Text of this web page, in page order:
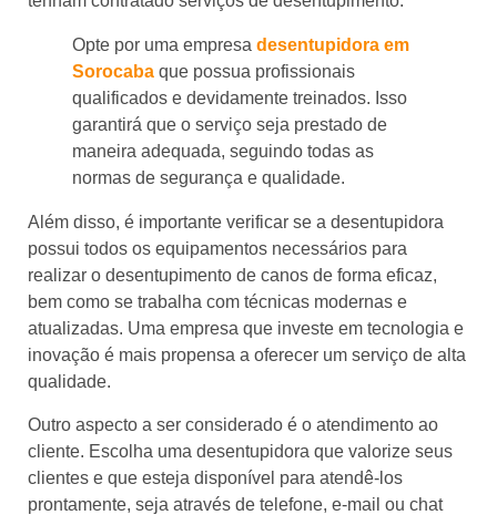
Opte por uma empresa desentupidora em
Sorocaba que possua profissionais
qualificados e devidamente treinados. Isso
garantirá que o serviço seja prestado de
maneira adequada, seguindo todas as
normas de segurança e qualidade.
Além disso, é importante verificar se a desentupidora
possui todos os equipamentos necessários para
realizar o desentupimento de canos de forma eficaz,
bem como se trabalha com técnicas modernas e
atualizadas. Uma empresa que investe em tecnologia e
inovação é mais propensa a oferecer um serviço de alta
qualidade.
Outro aspecto a ser considerado é o atendimento ao
cliente. Escolha uma desentupidora que valorize seus
clientes e que esteja disponível para atendê-los
prontamente, seja através de telefone, e-mail ou chat